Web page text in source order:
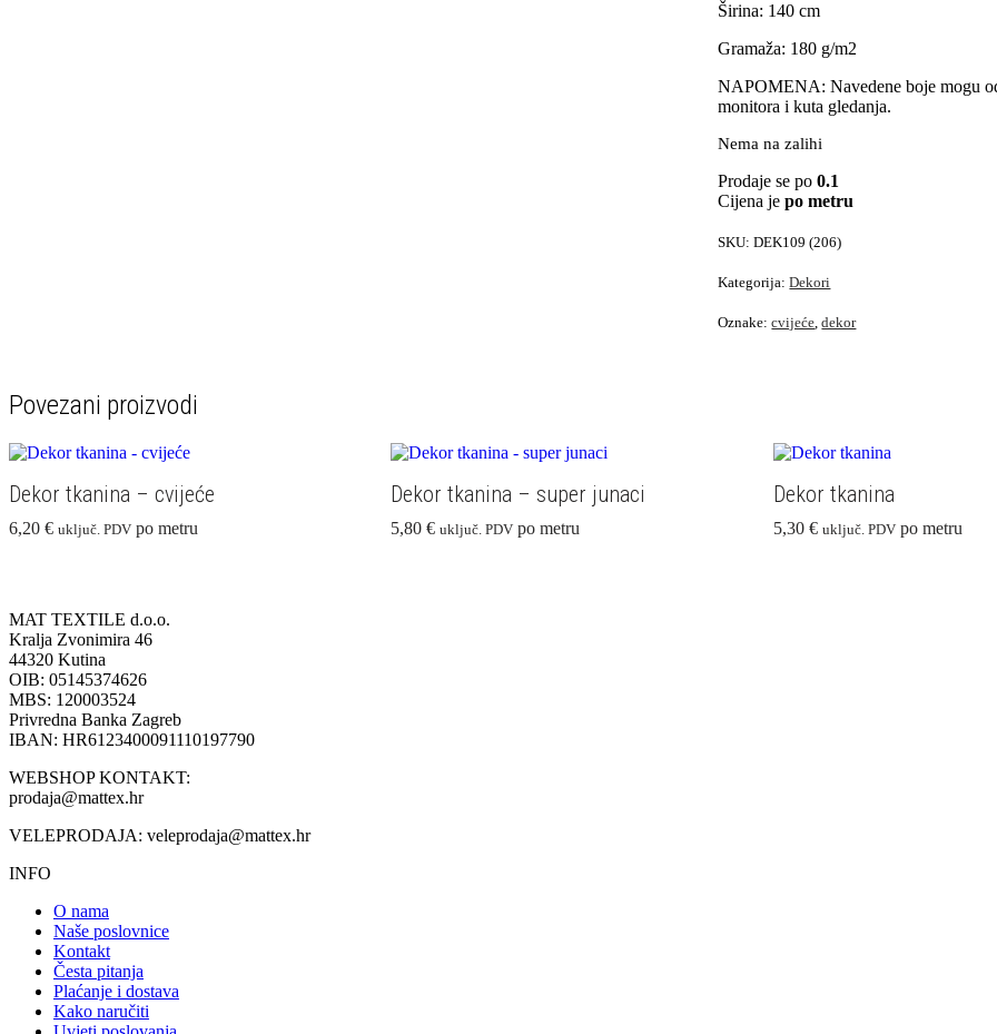
Širina: 140 cm
Gramaža: 180 g/m2
NAPOMENA: Navedene boje mogu
monitora i kuta gledanja.
Nema na zalihi
Prodaje se po0.1
Cijena jepo metru
SKU:DEK109 (206)
Kategorija:Dekori
Oznake:cvijeće,dekor
Povezani proizvodi
Dekor tkanina – cvijeće
6,20 € uključ. PDV po metru
Dekor tkanina – super junaci
5,80€ uključ. PDV po metru
Dekor tkanina
5,30 € uključ. PDV po metru
MAT TEXTILE d.o.o.
Kralja Zvonimira 46
44320 Kutina
OIB: 05145374626
MBS: 120003524
Privredna Banka Zagreb
IBAN: HR6123400091110197790
WEBSHOP KONTAKT:
prodaja@mattex.hr
VELEPRODAJA: veleprodaja@mattex.hr
INFO
O nama
Naše poslovnice
Kontakt
Česta pitanja
Plaćanje i dostava
Kako naručiti